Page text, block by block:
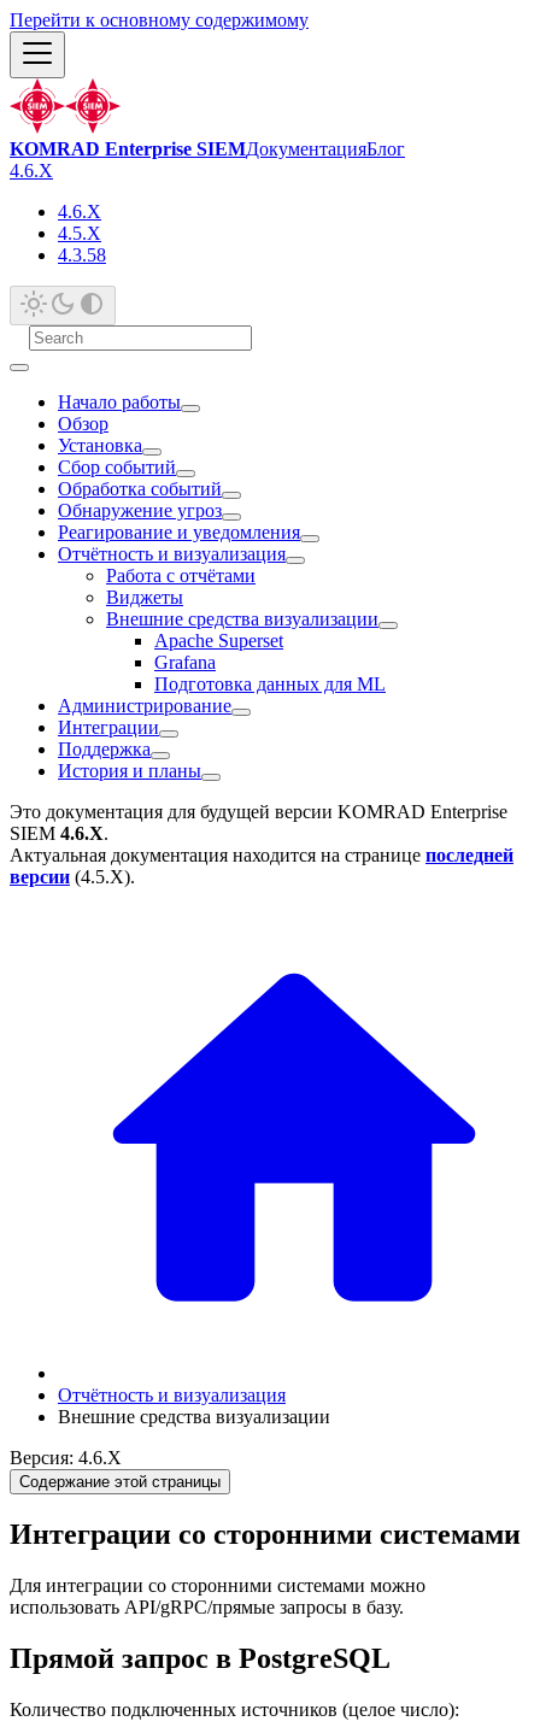
Перейти к основному содержимому
KOMRAD Enterprise SIEMДокументацияБлог
4.6.X
4.6.X
4.5.X
4.3.58
Начало работы
Обзор
Установка
Сбор событий
Обработка событий
Обнаружение угроз
Реагирование и уведомления
Отчётность и визуализация
Работа с отчётами
Виджеты
Внешние средства визуализации
Apache Superset
Grafana
Подготовка данных для ML
Администрирование
Интеграции
Поддержка
История и планы
Это документация для будущей версии KOMRAD Enterprise
SIEM 4.6.X.
Актуальная документация находится на странице последней
версии (4.5.X).
Отчётность и визуализация
Внешние средства визуализации
Версия: 4.6.X
Содержание этой страницы
Интеграции со сторонними системами
Для интеграции со сторонними системами можно
использовать API/gRPC/прямые запросы в базу.
Прямой запрос в PostgreSQL
Количество подключенных источников (целое число):